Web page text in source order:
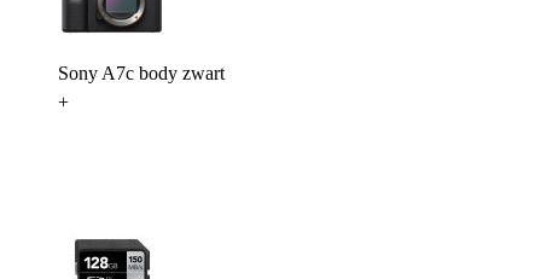
Sony A7c body zwart
+